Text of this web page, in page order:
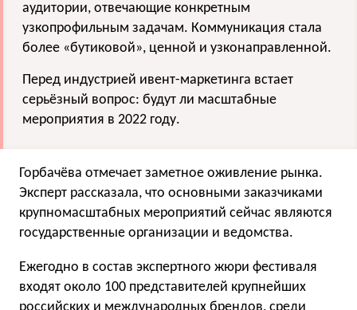
аудитории, отвечающие конкретным
узкопрофильным задачам. Коммуникация стала
более «бутиковой», ценной и узконаправленной.
Перед индустрией ивент-маркетинга встает
серьёзный вопрос: будут ли масштабные
мероприятия в 2022 году.
Горбачёва отмечает заметное оживление рынка.
Эксперт рассказала, что основными заказчиками
крупномасштабных мероприятий сейчас являются
государственные организации и ведомства.
Ежегодно в состав экспертного жюри фестиваля
входят около 100 представителей крупнейших